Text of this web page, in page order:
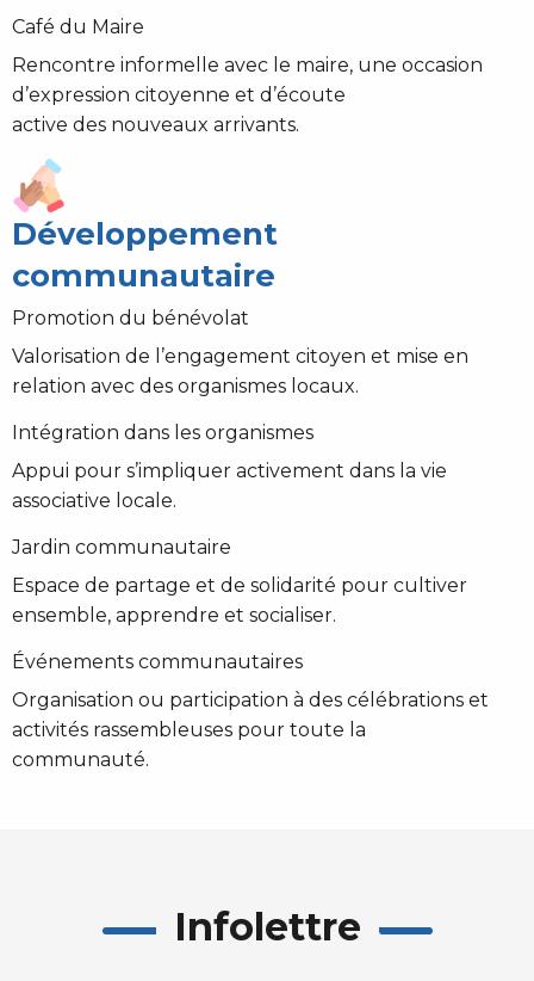
Café du Maire
Rencontre informelle avec le maire, une occasion
d’expression citoyenne et d’écoute
active des nouveaux arrivants.
Développement
communautaire
Promotion du bénévolat
Valorisation de l’engagement citoyen et mise en
relation avec des organismes locaux.
Intégration dans les organismes
Appui pour s’impliquer activement dans la vie
associative locale.
Jardin communautaire
Espace de partage et de solidarité pour cultiver
ensemble, apprendre et socialiser.
Événements communautaires
Organisation ou participation à des célébrations et
activités rassembleuses pour toute la
communauté.
Infolettre